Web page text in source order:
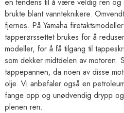
brukte blant vannteknikere.
fjernes. På Yamaha
tapperørssettet brukes for å
modeller, for å få tilgang til
som dekker midtdelen av motoren.
tappepannen, da noen av disse
olje. Vi anbefaler også en
fange opp og unødvendig drypp
plenen ren.